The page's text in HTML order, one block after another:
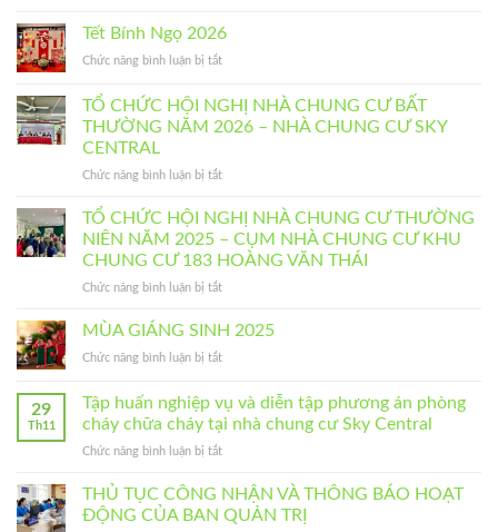
BẤT
NĂM
–
CỤM
CƯ
CHUNG
CƯ
183
VĂN
CHỨC
NGHỊ
CHUNG
CƯ
NĂM
–
NHÀ
CHUNG
SKY
Tết Bính Ngọ 2026
Chức năng bình luận bị tắtở
Bính
2026
TỔ CHỨC HỘI NGHỊ NHÀ CHUNG CƯ BẤT
THƯỜNG NĂM 2026 – NHÀ CHUNG CƯ SKY
CENTRAL
Chức năng bình luận bị tắtở
CHỨC
HỘI
NGHỊ
NHÀ
CHUNG
BẤT
NĂM
–
NHÀ
CƯ
CENTRAL
TỔ CHỨC HỘI NGHỊ NHÀ CHUNG CƯ THƯỜNG
NIÊN NĂM 2025 – CỤM NHÀ CHUNG CƯ KHU
CHUNG CƯ 183 HOÀNG VĂN THÁI
Chức năng bình luận bị tắtở
CHỨC
NGHỊ
CHUNG
CƯ
NIÊN
2025
–
MÙA GIÁNG SINH 2025
Chức năng bình luận bị tắtở
GIÁNG
SINH
2025
29
Th11
Tập huấn nghiệp vụ và diễn tập phương án phòng
cháy chữa cháy tại nhà chung cư Sky Central
Chức năng bình luận bị tắtở
huấn
nghiệp
vụ
THỦ TỤC CÔNG NHẬN VÀ THÔNG BÁO HOẠT
ĐỘNG CỦA BAN QUẢN TRỊ